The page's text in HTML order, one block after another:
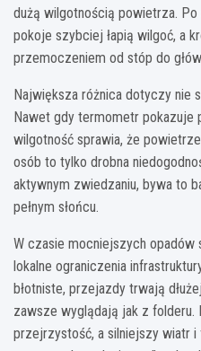
dużą wilgotnością powietrza.
pokoje szybciej łapią wilgoć, a
przemoczeniem od stóp do
Największa różnica dotyczy nie
Nawet gdy termometr pokazuje
wilgotność sprawia, że
osób to tylko drobna
aktywnym zwiedzaniu, bywa to
pełnym słońcu.
W czasie mocniejszych
lokalne ograniczenia
błotniste, przejazdy trwają
zawsze wyglądają jak z
przejrzystość, a silniejszy wiatr